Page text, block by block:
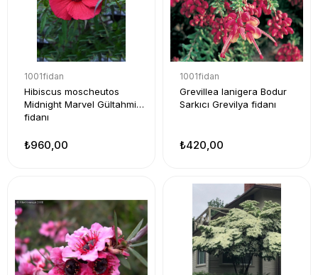
1001fidan
Hibiscus moscheutos
Midnight Marvel Gültahmi
fidanı
₺960,00
1001fidan
Grevillea lanigera Bodur
Sarkıcı Grevilya fidanı
₺420,00